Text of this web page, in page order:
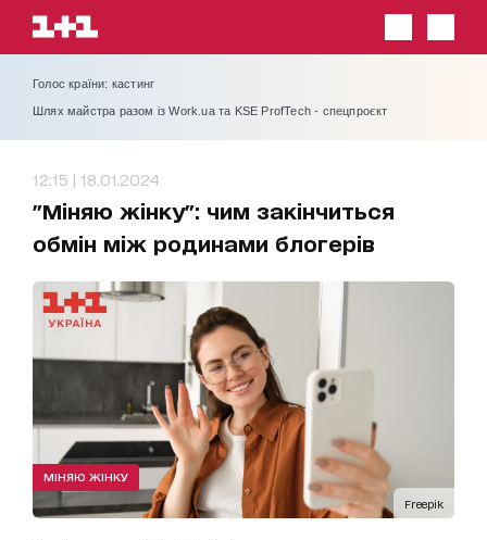
Голос країни: кастинг
Шлях майстра разом із Work.ua та KSE ProfTech - спецпроєкт
12:15 | 18.01.2024
"Міняю жінку": чим закінчиться
обмін між родинами блогерів
Freepik
МІНЯЮ ЖІНКУ